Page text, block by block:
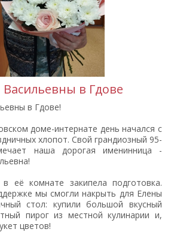
в Гдове
в Гдове!
доме-интернате день начался с
хлопот. Свой грандиозный 95-
наша дорогая именинница -
её комнате закипела подготовка.
мы смогли накрыть для Елены
стол: купили большой вкусный
пирог из местной кулинарии и,
цветов!